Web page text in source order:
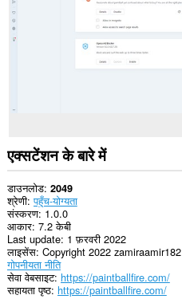
एक्सटेंशन के बारे में
डाउनलोड 2049
श्रेणी पहुँच-योग्यता
संस्करण 1.0.0
आकार 7.2 केबी
Last update 1 फ़रवरी 2022
लाइसेंस Copyright 2022 zamiraamir182
गोपनीयता नीति
सेवा वेबसाइट https://paintballfire.com/
सहायता पृष्ठ https://paintballfire.com/